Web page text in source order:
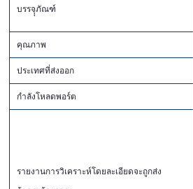
บรรจุุภัณฑ์
คุณภาพ
ประเทศที่ส่งออก
กำลังโหลดพอร์ต
รายงานการวิเคราะห์โดยละเอียดจะถูกส่ง